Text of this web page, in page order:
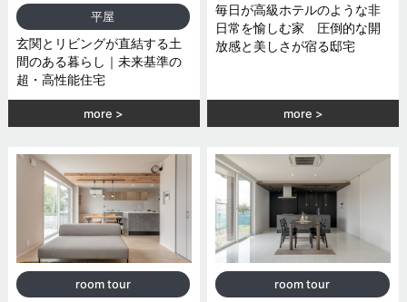
平屋
玄関とリビングが直結する土
間のある暮らし｜未来基準の
超・高性能住宅
more
毎日が高級ホテルのような非
日常を愉しむ家 圧倒的な開
放感と美しさが宿る邸宅
more
room tour room tour